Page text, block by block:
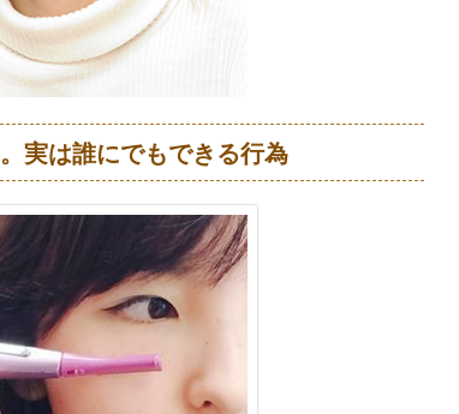
実は誰にでもできる行為